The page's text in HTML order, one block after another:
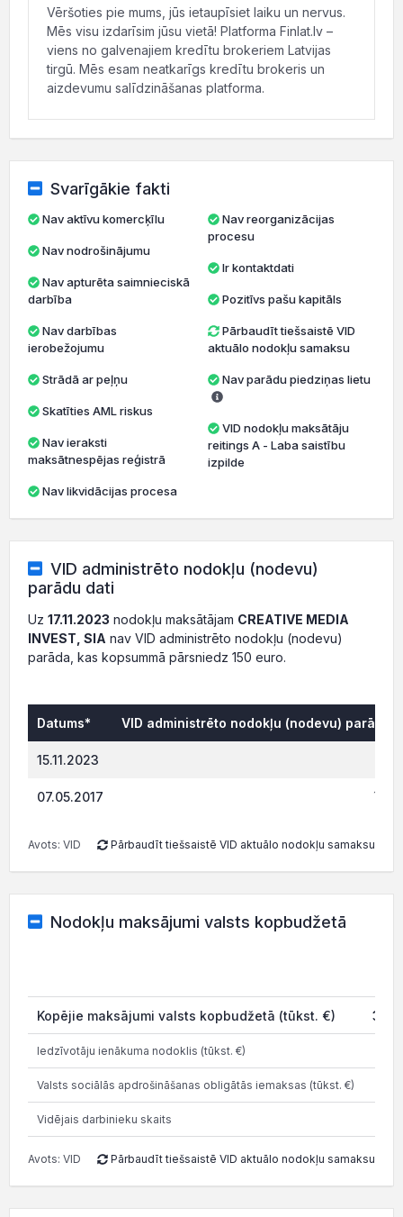
Vēršoties pie mums, jūs ietaupīsiet laiku un nervus.
Mēs visu izdarīsim jūsu vietā! Platforma Finlat.lv –
viens no galvenajiem kredītu brokeriem Latvijas
tirgū. Mēs esam neatkarīgs kredītu brokeris un
aizdevumu salīdzināšanas platforma.
Svarīgākie fakti
Nav aktīvu komercķīlu
Nav nodrošinājumu
darbība
ierobežojumu
Strādā ar peļņu
Skatīties AML riskus
maksātnespējas reģistrā
Nav likvidācijas procesa
Nav reorganizācijas
procesu
Ir kontaktdati
Pozitīvs pašu kapitāls
Pārbaudīt tiešsaistē VID
aktuālo nodokļu samaksu
Nav parādu piedziņas lietu
VID nodokļu maksātāju
reitings A - Laba saistību
izpilde
VID administrēto nodokļu (nodevu)
parādu dati
Uz 17.11.2023 nodokļu maksātājam CREATIVE MEDIA
INVEST, SIA nav VID administrēto nodokļu (nodevu)
parāda, kas kopsummā pārsniedz 150 euro.
Datums* VID administrēto nodokļu (nodevu) parāds,
15.11.2023
07.05.2017
Avots: VID Pārbaudīt tiešsaistē VID aktuālo nodokļu samaksu
Nodokļu maksājumi valsts kopbudžetā
Kopējie maksājumi valsts kopbudžetā (tūkst. €)
Iedzīvotāju ienākuma nodoklis (tūkst. €)
Valsts sociālās apdrošināšanas obligātās iemaksas (tūkst. €)
Vidējais darbinieku skaits
Avots: VID Pārbaudīt tiešsaistē VID aktuālo nodokļu samaksu